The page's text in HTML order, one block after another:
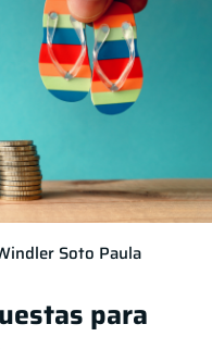
Soto Paula
para